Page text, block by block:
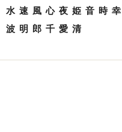
水 速 風 心 夜 姫 音 時 幸
波 明 郎 千 愛 清